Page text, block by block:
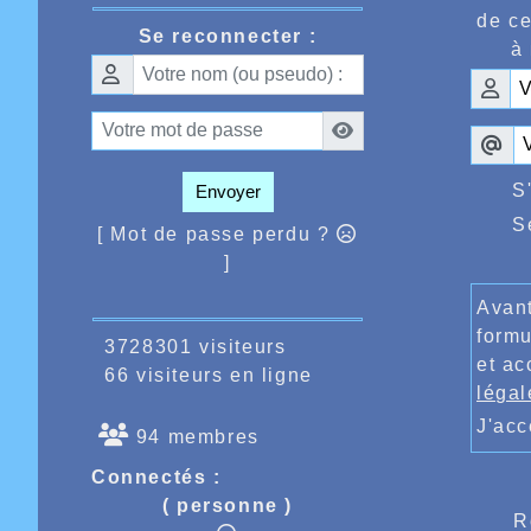
dans
Ce
Italie
en
Enfin
dans
Les
Lille,
de
Se reconnecter :
Envoyer
[ Mot de passe perdu ?
]
3728301 visiteurs
66 visiteurs en ligne
94 membres
Connectés :
( personne )
de
à
et